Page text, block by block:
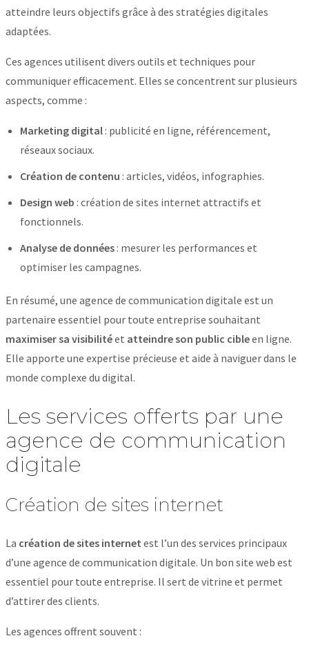
atteindre leurs objectifs grâce à des stratégies digitales
adaptées.
Ces agences utilisent divers outils et techniques pour
communiquer efficacement. Elles se concentrent sur plusieurs
aspects, comme :
Marketing digital: publicité en ligne, référencement,
réseaux sociaux.
Création de contenu : articles, vidéos, infographies.
Design web : création de sites internet attractifs et
fonctionnels.
Analyse de données: mesurer les performances et
optimiser les campagnes.
En résumé, une agence de communication digitale est un
partenaire essentiel pour toute entreprise souhaitant
maximiser sa visibilitéet atteindre son public cibleen ligne.
Elle apporte une expertise précieuse et aide à naviguer dans le
monde complexe du digital.
Les services offerts par une
agence de communication
digitale
Création de sites internet
La création de sites internet est l’un des services principaux
d’une agence de communication digitale. Un bon site web est
essentiel pour toute entreprise. Il sert de vitrine et permet
d’attirer des clients.
Les agences offrent souvent :